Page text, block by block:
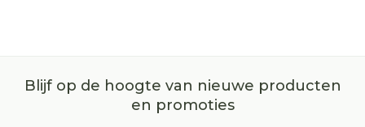
Neusverstopping of neusloop (sinusitis)
Blijf op de hoogte van nieuwe producten
en promoties